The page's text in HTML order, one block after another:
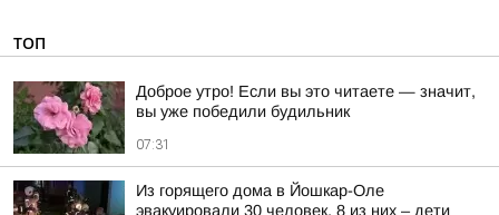
ТОП
Доброе утро! Если вы это читаете — значит,
вы уже победили будильник
07:31
Из горящего дома в Йошкар-Оле
эвакуировали 30 человек, 8 из них – дети